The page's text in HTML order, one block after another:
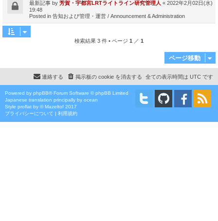
最新記事 by 芳賀・宇都宮LRTライトライン研究管理人 « 2022年2月02日(水)
19:48
Posted in 告知および管理・運営 / Announcement & Administration
検索結果 3 件 • ページ 1 ／ 1
ページ移動
全ての表示時間は UTC です
掲示板の cookie を消去する
連絡する
Powered by phpBB® Forum Software © phpBB Limited
Japanese translation principally by ocean
Style proflat by ©Mazeltof 2017
プライバシーについて | 利用規約